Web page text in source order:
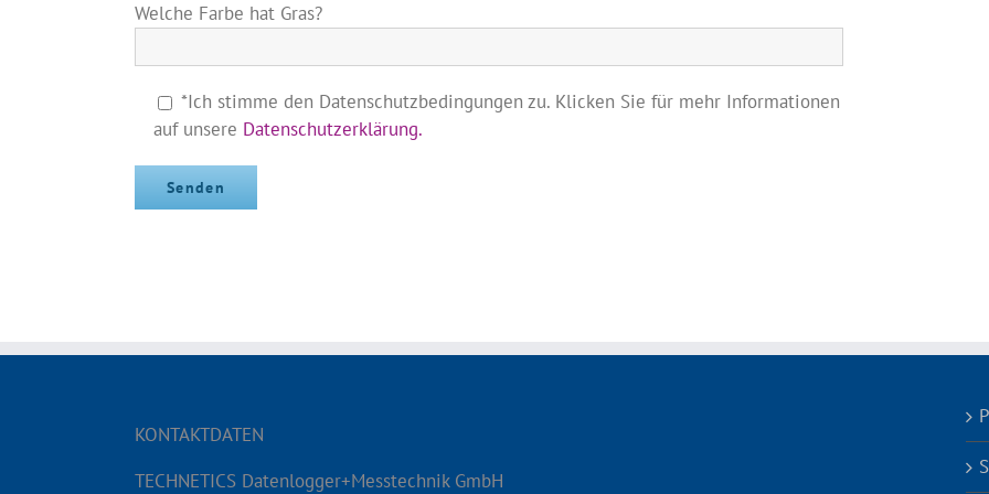
Welche Farbe hat Gras?
*Ich stimme den Datenschutzbedingungen zu. Klicken Sie für mehr Informationen
auf unsere Datenschutzerklärung.
KONTAKTDATEN
TECHNETICS Datenlogger+Messtechnik GmbH